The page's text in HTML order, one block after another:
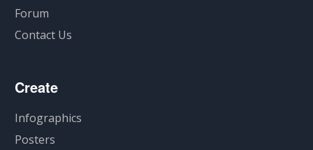
Forum
Contact Us
Create
Infographics
Posters